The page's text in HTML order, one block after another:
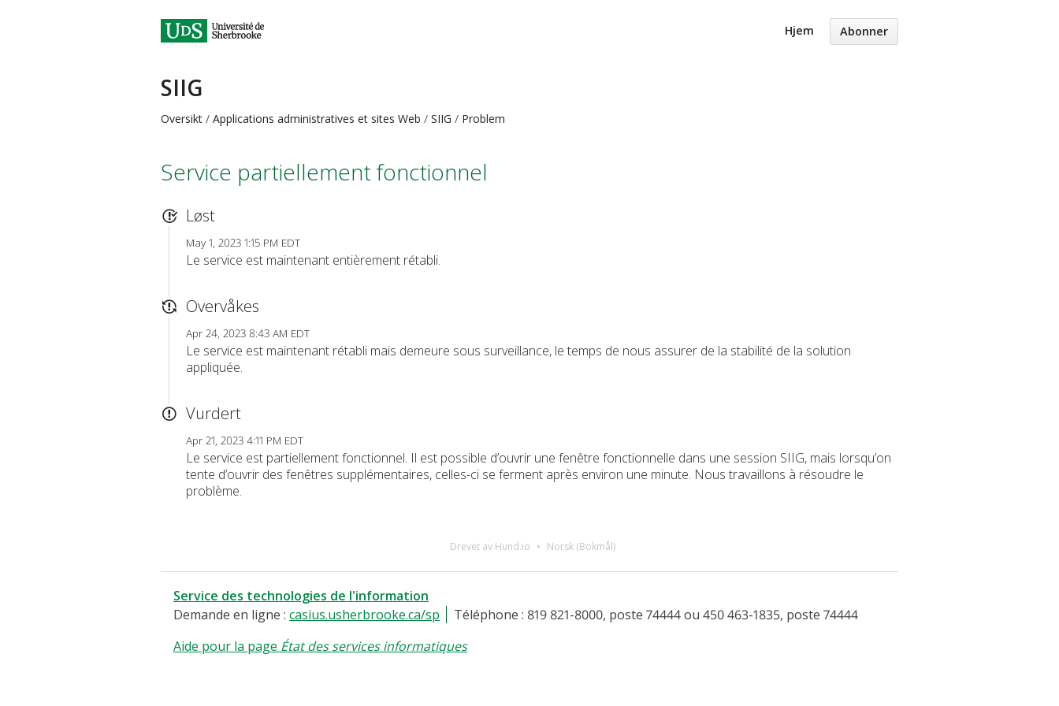
Hjem Abonner
SIIG
Oversikt Applications administratives et sites Web SIIG Problem
Service partiellement fonctionnel
Løst
May 1, 2023 1:15 PM EDT
Le service est maintenant entièrement rétabli.
Overvåkes
Apr 24, 2023 8:43 AM EDT
Le service est maintenant rétabli mais demeure sous surveillance, le temps de nous assurer de la stabilité de la solution
appliquée.
Vurdert
Apr 21, 2023 4:11 PM EDT
Le service est partiellement fonctionnel. Il est possible d’ouvrir une fenêtre fonctionnelle dans une session SIIG, mais lorsqu’on
tente d’ouvrir des fenêtres supplémentaires, celles-ci se ferment après environ une minute. Nous travaillons à résoudre le
problème.
Drevet av Hund.io Norsk (Bokmål)
Service des technologies de l'information
Demande en ligne : casius.usherbrooke.ca/sp
Téléphone : 819 821-8000, poste 74444 ou 450 463-1835, poste 74444
Aide pour la page État des services informatiques